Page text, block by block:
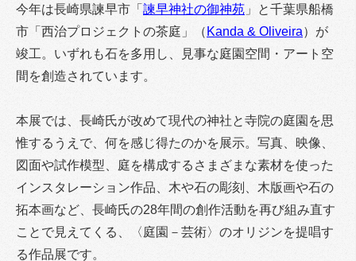
今年は長崎県諫早市「 諫早神社の御神苑 」と千葉県船橋
市「西治プロジェクトの茶庭」（ Kanda & Oliveira）が
竣工。いずれも石を多用し、見事な庭園空間・アート空
間を創造されています。
本展では、長崎氏が改めて現代の神社と寺院の庭園を思
惟するうえで、何を感じ得たのかを展示。写真、映像、
図面や試作模型、庭を構成するさまざまな素材を使った
インスタレーション作品、木や石の彫刻、木版画や石の
拓本画など、長崎氏の28年間の創作活動を再び組み直す
ことで見えてくる、〈庭園－芸術〉のオリジンを提唱す
る作品展です。